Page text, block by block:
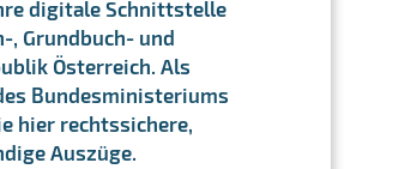
digitale Schnittstelle
, Grundbuch- und
Österreich. Als
Bundesministeriums
hier rechtssichere,
Auszüge.